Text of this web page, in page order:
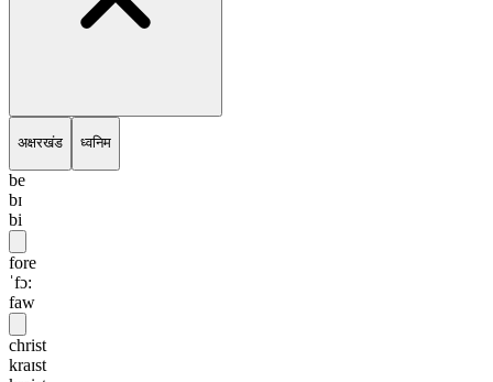
अक्षरखंड ध्वनिम
be
bɪ
bi
fore
ˈfɔ:
faw
christ
kraɪst